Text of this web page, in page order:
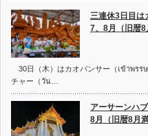
三連休3日目は
7、8月（旧暦8
30日（木）はカオパンサー（เข้าพรร
チャー（วัน…
アーサーンハ
8月（旧暦8月